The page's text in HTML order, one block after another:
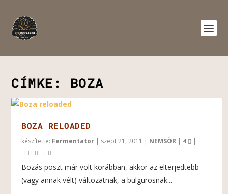
CÍMKE: BOZA
BOZA RELOADED
készítette: Fermentator | szept 21, 2011 | NEMSÖR | 4 |
Bozás poszt már volt korábban, akkor az elterjedtebb
(vagy annak vélt) változatnak, a bulgurosnak...